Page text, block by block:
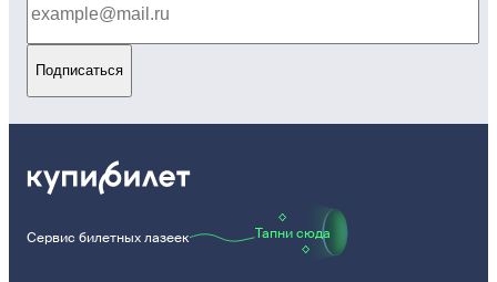
Подписаться
Сервис билетных лазеек Тапни сюда